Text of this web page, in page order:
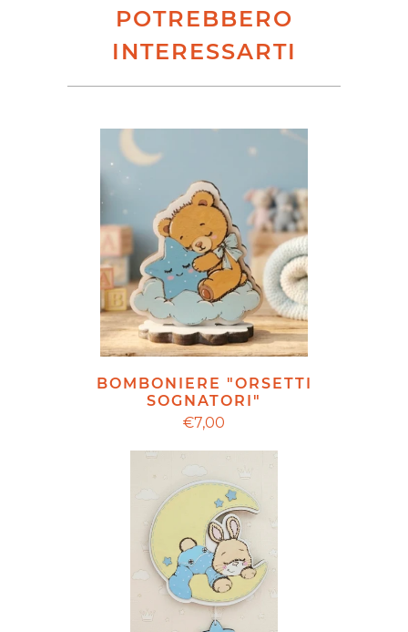
POTREBBERO
INTERESSARTI
BOMBONIERE "ORSETTI
SOGNATORI"
€7,00